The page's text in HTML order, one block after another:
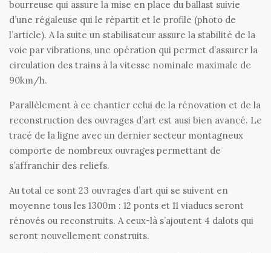
bourreuse qui assure la mise en place du ballast suivie
d’une régaleuse qui le répartit et le profile (photo de
l’article). A la suite un stabilisateur assure la stabilité de la
voie par vibrations, une opération qui permet d’assurer la
circulation des trains à la vitesse nominale maximale de
90km/h.
Parallèlement à ce chantier celui de la rénovation et de la
reconstruction des ouvrages d’art est ausi bien avancé. Le
tracé de la ligne avec un dernier secteur montagneux
comporte de nombreux ouvrages permettant de
s’affranchir des reliefs.
Au total ce sont 23 ouvrages d’art qui se suivent en
moyenne tous les 1300m : 12 ponts et 11 viaducs seront
rénovés ou reconstruits. A ceux-là s’ajoutent 4 dalots qui
seront nouvellement construits.